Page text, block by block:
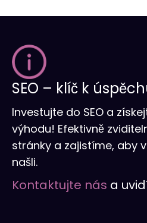
SEO – klíč k
Investujte do SEO a
výhodu! Efektivně
stránky a zajistíme, aby
našli.
Kontaktujte nás a